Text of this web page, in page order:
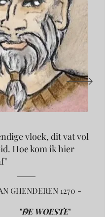
vloek, dit vat vol
Hoe kom ik hier
GHENDEREN 1270 -
DE WOESTE"